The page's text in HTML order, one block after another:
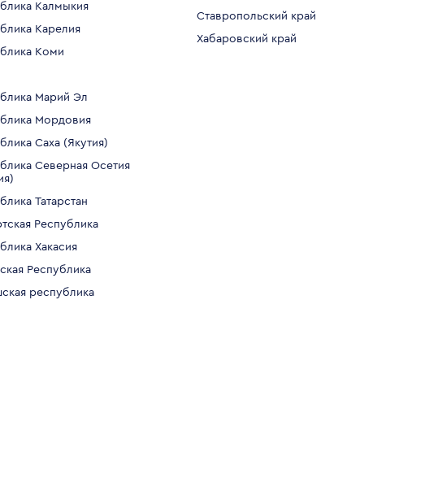
Калмыкия
Карелия
Коми
Марий Эл
Мордовия
Саха (Якутия)
Северная Осетия
Татарстан
Республика
Хакасия
Республика
республика
Ставропольский край
Хабаровский край